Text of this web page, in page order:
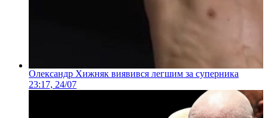
Олександр Хижняк виявився легшим за суперника
23:17, 24/07